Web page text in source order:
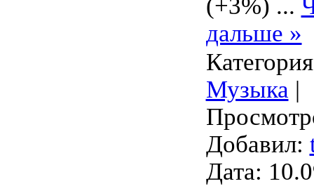
(+3%) ...
дальше »
Музыка |
Добавил:
Дата: